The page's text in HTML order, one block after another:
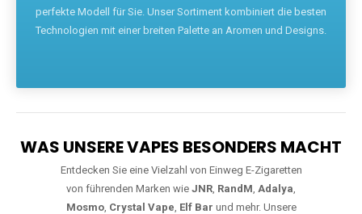
perfekte Modell für Sie. Unser Sortiment kombiniert die besten
Technologien mit einer breiten Palette an Aromen und Designs.
WAS UNSERE VAPES BESONDERS MACHT
Entdecken Sie eine Vielzahl von Einweg E-Zigaretten
von führenden Marken wie JNR, RandM, Adalya,
Mosmo, Crystal Vape, Elf Bar und mehr. Unsere